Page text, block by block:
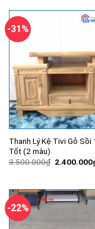
-31%
Thanh Lý Kệ Tivi Gỗ Sồi
Tốt (2 màu)
3.500.000₫ Giá
2.400.000
-22%